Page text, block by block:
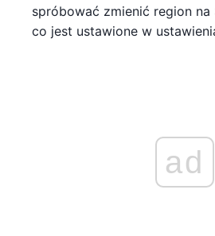
spróbować zmienić region na
co jest ustawione w
ad